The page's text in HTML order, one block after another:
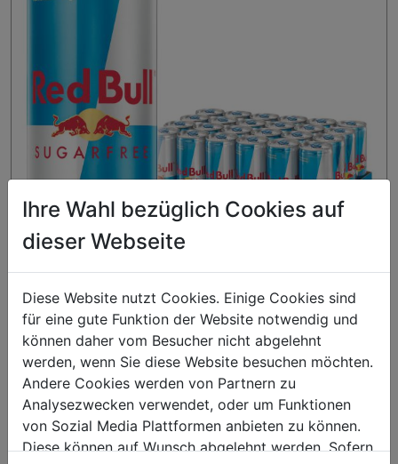
Kunden kauften auch
Ihre Wahl bezüglich Cookies auf
dieser Webseite
Diese Website nutzt Cookies. Einige Cookies sind
für eine gute Funktion der Website notwendig und
können daher vom Besucher nicht abgelehnt
werden, wenn Sie diese Website besuchen möchten.
Andere Cookies werden von Partnern zu
Analysezwecken verwendet, oder um Funktionen
von Sozial Media Plattformen anbieten zu können.
Diese können auf Wunsch abgelehnt werden. Sofern